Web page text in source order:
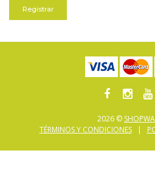
Registrar
2026 ©
TÉRMINOS Y CONDICIONES
|